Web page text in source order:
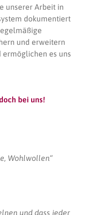
unserer Arbeit in
dokumentiert
und erweitern
es uns
bei uns!
Wohlwollen“
und dass jeder